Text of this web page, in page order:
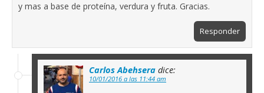
y mas a base de proteína, verdura y fruta. Gracias.
Responder
Carlos Abehsera dice:
10/01/2016 a las 11:44 am